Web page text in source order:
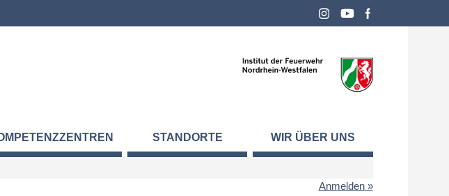
STANDORTE WIR ÜBER UNS
Anmelden